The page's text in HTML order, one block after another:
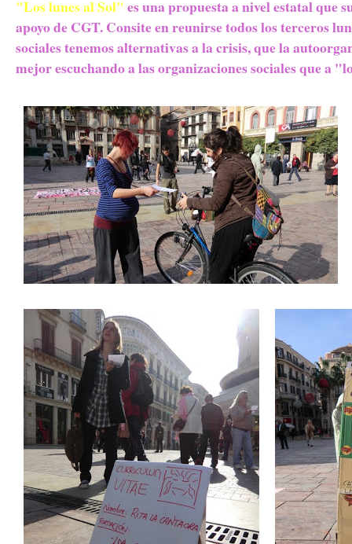
"Los lunes al Sol"es una propuesta a nivel estatal que
apoyo de CGT. Consite en reunirse todos los terceros
sociales tenemos alternativas a la crisis, que la
mejor escuchando a las organizaciones sociales que a